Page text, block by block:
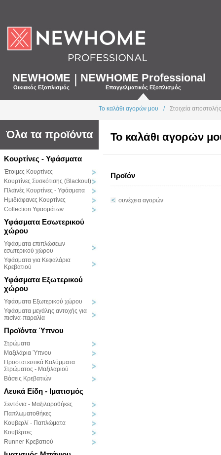
NEWHOME
Οικιακός Εξοπλισμός
| NEWHOME Professional
Επαγγελματικός Εξοπλισμός
Το καλάθι αγορών μου / Στοιχεία αποστολής
Όλα τα προϊόντα
Κουρτίνες - Υφάσματα
Έτοιμες Κουρτίνες
Κουρτίνες Συσκότισης (Blackout)
Πλαϊνές Κουρτίνες - Υφάσματα
Ημιδιάφανες Κουρτίνες
Collection Υφασμάτων
Υφάσματα Εσωτερικού
χώρου
Υφάσματα επιπλώσεων
εσωτερικού χώρου
Υφάσματα για Κεφαλάρια
Κρεβατιού
Υφάσματα Εξωτερικού
χώρου
Υφάσματα Εξωτερικού χώρου
Υφάσματα μεγάλης αντοχής για
πισίνα-παραλία
Προϊόντα Ύπνου
Στρώματα
Μαξιλάρια Ύπνου
Προστατευτικά Καλύμματα
Στρώματος - Μαξιλαριού
Βάσεις Κρεβατιών
Λευκά Είδη - Ιματισμός
Σεντόνια - Μαξιλαροθήκες
Παπλωματοθήκες
Κουβερλί - Παπλώματα
Κουβέρτες
Runner Κρεβατιού
Το καλάθι αγορών
Προϊόν
συνέχεια αγορών